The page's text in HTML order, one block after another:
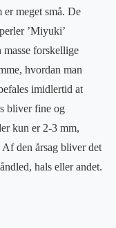
er meget små. De
’Miyuki’
masse forskellige
hvordan man
imidlertid at
bliver fine og
kun er 2-3 mm,
den årsag bliver det
hals eller andet.